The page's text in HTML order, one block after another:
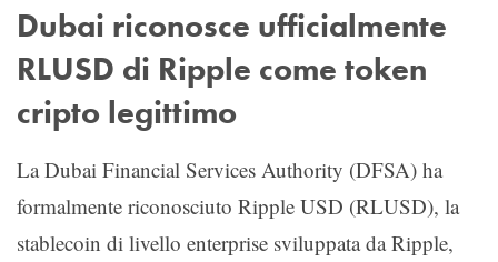
Dubai riconosce ufficialmente
RLUSD di Ripple come token
cripto legittimo
La Dubai Financial Services Authority (DFSA) ha
formalmente riconosciuto Ripple USD (RLUSD), la
stablecoin di livello enterprise sviluppata da Ripple,